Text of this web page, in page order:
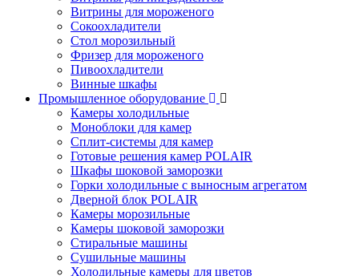
Витрины для мороженого
Сокоохладители
Стол морозильный
Фризер для мороженого
Пивоохладители
Винные шкафы
Промышленное оборудование
Камеры холодильные
Моноблоки для камер
Сплит-системы для камер
Готовые решения камер POLAIR
Шкафы шоковой заморозки
Горки холодильные с выносным агрегатом
Дверной блок POLAIR
Камеры морозильные
Камеры шоковой заморозки
Стиральные машины
Сушильные машины
Холодильные камеры для цветов